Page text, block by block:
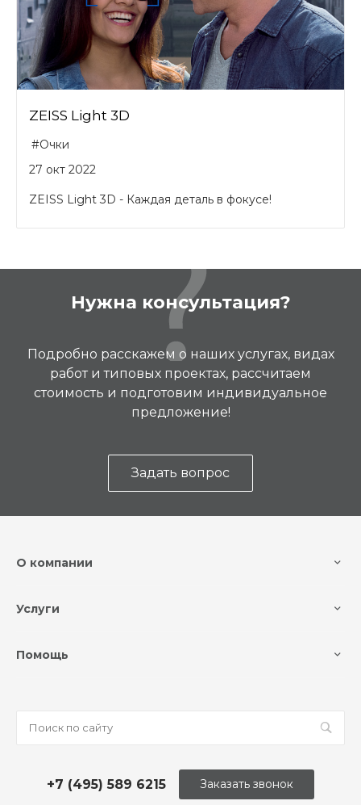
ZEISS Light 3D
#Очки
27 окт 2022
ZEISS Light 3D - Каждая деталь в фокусе!
Нужна консультация?
Подробно расскажем о наших услугах, видах
работ и типовых проектах, рассчитаем
стоимость и подготовим индивидуальное
предложение!
Задать вопрос
О компании
Услуги
Помощь
+7 (495) 589 6215 Заказать звонок